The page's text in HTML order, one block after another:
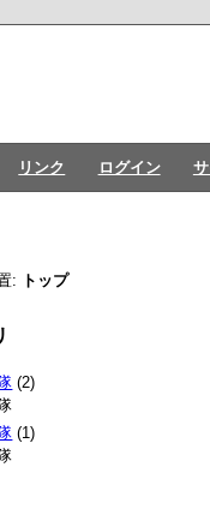
リンク ログイン
: トップ
(2)
(1)